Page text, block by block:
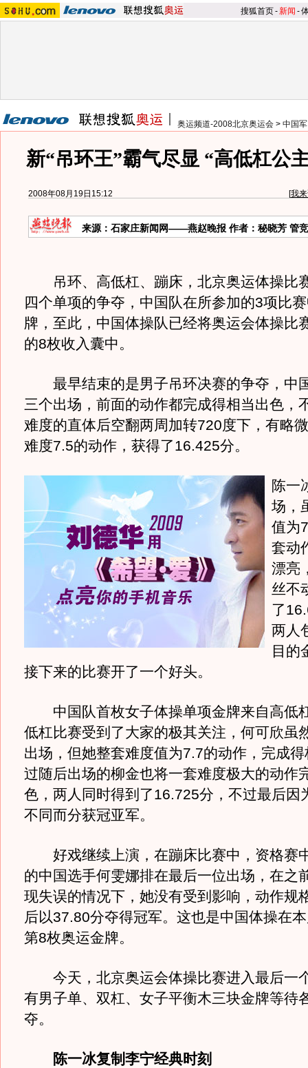
搜狐首页-新闻 -
奥运频道-2008北京奥运会 > 中国
新“吊环王”霸气尽显 “高低杠公
2008年08月19日15:12 [我
来源：石家庄新闻网——燕赵晚报 作者：秘晓芳 管竞
吊环、高低杠、蹦床，北京奥运体操比
四个单项的争夺，中国队在所参加的3项比
牌，至此，中国体操队已经将奥运会体操比
的8枚收入囊中。
最早结束的是男子吊环决赛的争夺，中
三个出场，前面的动作都完成得相当出色，
难度的直体后空翻两周加转720度下，有略
难度7.5的动作，获得了16.425分。
陈一
场，
值为
套动
漂亮
丝不
了
两人
目的
接下来的比赛开了一个好头。
中国队首枚女子体操单项金牌来自高低
低杠比赛受到了大家的极其关注，何可欣虽
出场，但她整套难度值为7.7的动作，完成
过随后出场的柳金也将一套难度极大的动作
色，两人同时得到了16.725分，不过最后因
不同而分获冠亚军。
好戏继续上演，在蹦床比赛中，资格赛
的中国选手何雯娜排在最后一位出场，在之
现失误的情况下，她没有受到影响，动作规
后以37.80分夺得冠军。这也是中国体操在
第8枚奥运金牌。
今天，北京奥运会体操比赛进入最后一
有男子单、双杠、女子平衡木三块金牌等待
夺。
陈一冰复制李宁经典时刻